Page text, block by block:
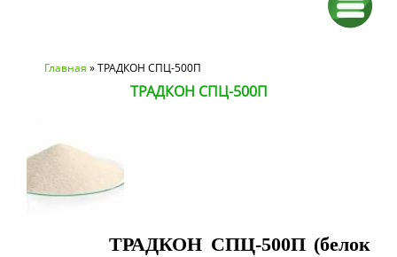
Вы здесь
Главная » ТРАДКОН СПЦ-500П
ТРАДКОН СПЦ-500П
ТРАДКОН СПЦ-500П (белок